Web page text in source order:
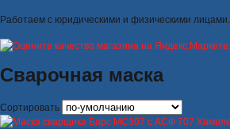
Работаем с юридическими и физическими лицами.
Сварочная маска
Сортировать